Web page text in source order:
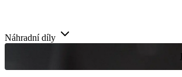
Náhradní díly